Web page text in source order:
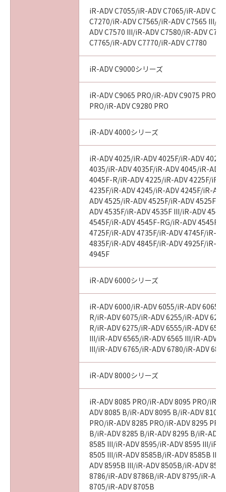
iR-ADV C7055/iR-ADV C7065/iR-ADV
C7270/iR-ADV C7565/iR-ADV C7565 III/
ADV C7570 III/iR-ADV C7580/iR-ADV
C7765/iR-ADV C7770/iR-ADV C7780
iR-ADV C9000シリーズ
iR-ADV C9065 PRO/iR-ADV C9075 PRO/
PRO/iR-ADV C9280 PRO
iR-ADV 4000シリーズ
iR-ADV 4025/iR-ADV 4025F/iR-ADV
4035/iR-ADV 4035F/iR-ADV 4045/iR-ADV
4045F-R/iR-ADV 4225/iR-ADV 4225F/iR-
4235F/iR-ADV 4245/iR-ADV 4245F/iR-
ADV 4525/iR-ADV 4525F/iR-ADV 4525F
ADV 4535F/iR-ADV 4535F III/iR-ADV
4545F/iR-ADV 4545F-RG/iR-ADV 4545F
4725F/iR-ADV 4735F/iR-ADV 4745F/iR-
4835F/iR-ADV 4845F/iR-ADV 4925F/iR-
4945F
iR-ADV 6000シリーズ
iR-ADV 6000/iR-ADV 6055/iR-ADV 6065/
R/iR-ADV 6075/iR-ADV 6255/iR-ADV
R/iR-ADV 6275/iR-ADV 6555/iR-ADV
III/iR-ADV 6565/iR-ADV 6565 III/iR-ADV
III/iR-ADV 6765/iR-ADV 6780/iR-ADV
iR-ADV 8000シリーズ
iR-ADV 8085 PRO/iR-ADV 8095 PRO/iR-
ADV 8085 B/iR-ADV 8095 B/iR-ADV 8105
PRO/iR-ADV 8285 PRO/iR-ADV 8295
B/iR-ADV 8285 B/iR-ADV 8295 B/iR-ADV
8585 III/iR-ADV 8595/iR-ADV 8595 III/iR-
8505 III/iR-ADV 8585B/iR-ADV 8585B III/
ADV 8595B III/iR-ADV 8505B/iR-ADV
8786/iR-ADV 8786B/iR-ADV 8795/iR-
8705/iR-ADV 8705B